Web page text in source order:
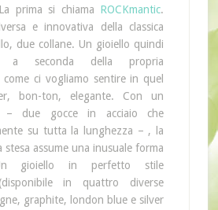
prima si chiama ROCKmantic.
e innovativa della classica
due collane. Un gioiello quindi
a seconda della propria
ci vogliamo sentire in quel
bon-ton, elegante. Con un
– due gocce in acciaio che
su tutta la lunghezza – , la
stesa assume una inusuale forma
gioiello in perfetto stile
in quattro diverse
graphite, london blue e silver